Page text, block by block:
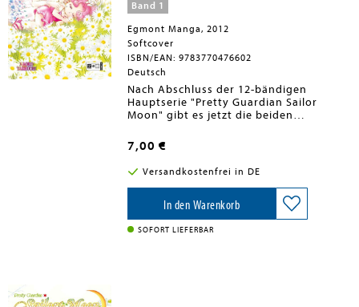
Band 1
Egmont Manga, 2012
Softcover
ISBN/EAN: 9783770476602
Deutsch
Nach Abschluss der 12-bändigen
Hauptserie "Pretty Guardian Sailor
Moon" gibt es jetzt die beiden
perfekte Ergänzung zum Sailor Moon-
Universum sind. Kleine Anekdoten und
witzige Zusatzgeschichten rund um
Usagi Tsukino, die kleine Chibiusa und
natürlich auch Tuxedo Mask. Sailor
Moon ist und bleibt die ungeschlagene
Heldin der Manga-Welt!
7,00 €
Versandkostenfrei in DE
In den Warenkorb
SOFORT LIEFERBAR